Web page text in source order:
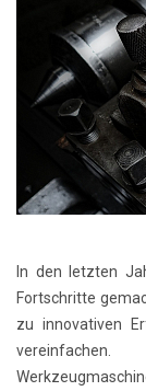
In den letzten
Fortschritte
zu innovativen